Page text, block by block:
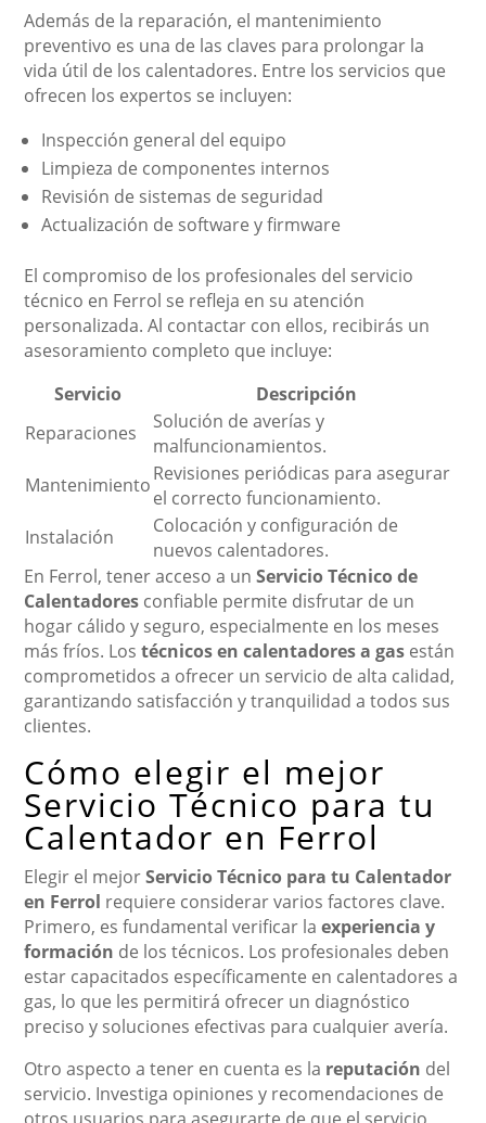
Además de la reparación, el mantenimiento
preventivo es una de las claves para prolongar la
vida útil de los calentadores. Entre los servicios que
ofrecen los expertos se incluyen:
Inspección general del equipo
Limpieza de componentes internos
Revisión de sistemas de seguridad
Actualización de software y firmware
El compromiso de los profesionales del servicio
técnico en Ferrol se refleja en su atención
personalizada. Al contactar con ellos, recibirás un
asesoramiento completo que incluye:
Servicio
Descripción
Reparaciones
Solución de averías y
malfuncionamientos.
MantenimientoRevisiones periódicas para asegurar
el correcto funcionamiento.
Instalación
Colocación y configuración de
nuevos calentadores.
En Ferrol, tener acceso a unServicio Técnico de
Calentadores confiable permite disfrutar de un
hogar cálido y seguro, especialmente en los meses
más fríos. Lostécnicos en calentadores a gas están
comprometidos a ofrecer un servicio de alta calidad,
garantizando satisfacción y tranquilidad a todos sus
clientes.
Cómo elegir el mejor
Servicio Técnico para tu
Calentador en Ferrol
Elegir el mejorServicio Técnico para tu Calentador
en Ferrol requiere considerar varios factores clave.
Primero, es fundamental verificar laexperiencia y
formación de los técnicos. Los profesionales deben
estar capacitados específicamente en calentadores a
gas, lo que les permitirá ofrecer un diagnóstico
preciso y soluciones efectivas para cualquier avería.
Otro aspecto a tener en cuenta es la reputación del
servicio. Investiga opiniones y recomendaciones de